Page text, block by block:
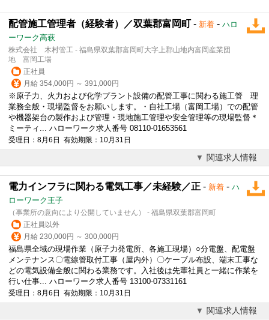
配管施工管理者（経験者）／双葉郡富岡町- 新着 - ハロ
ーワーク高萩
株式会社 木村管工 - 福島県双葉郡富岡町大字上郡山地内富岡産業団
地 富岡工場
正社員
月給 354,000円 ～ 391,000円
※原子力、火力および化学プラント設備の配管工事に関わる施工管 理
業務全般・現場監督をお願いします。・自社工場（富岡工場）での配管
や機器架台の製作および管理・現地施工管理や安全管理等の現場監督＊
ミーティ... ハローワーク求人番号 08110-01653561
受理日：8月6日 有効期限：10月31日
関連求人情報
電力インフラに関わる電気工事／未経験／正 - 新着 - ハ
ローワーク王子
（事業所の意向により公開していません） - 福島県双葉郡富岡町
正社員以外
月給 230,000円 ～ 300,000円
福島県全域の現場作業（原子力発電所、各施工現場）○分電盤、配電盤
メンテナンス〇電線管取付工事（屋内外）〇ケーブル布設、端末工事な
どの電気設備全般に関わる業務です。入社後は先輩社員と一緒に作業を
行い仕事... ハローワーク求人番号 13100-07331161
受理日：8月6日 有効期限：10月31日
関連求人情報